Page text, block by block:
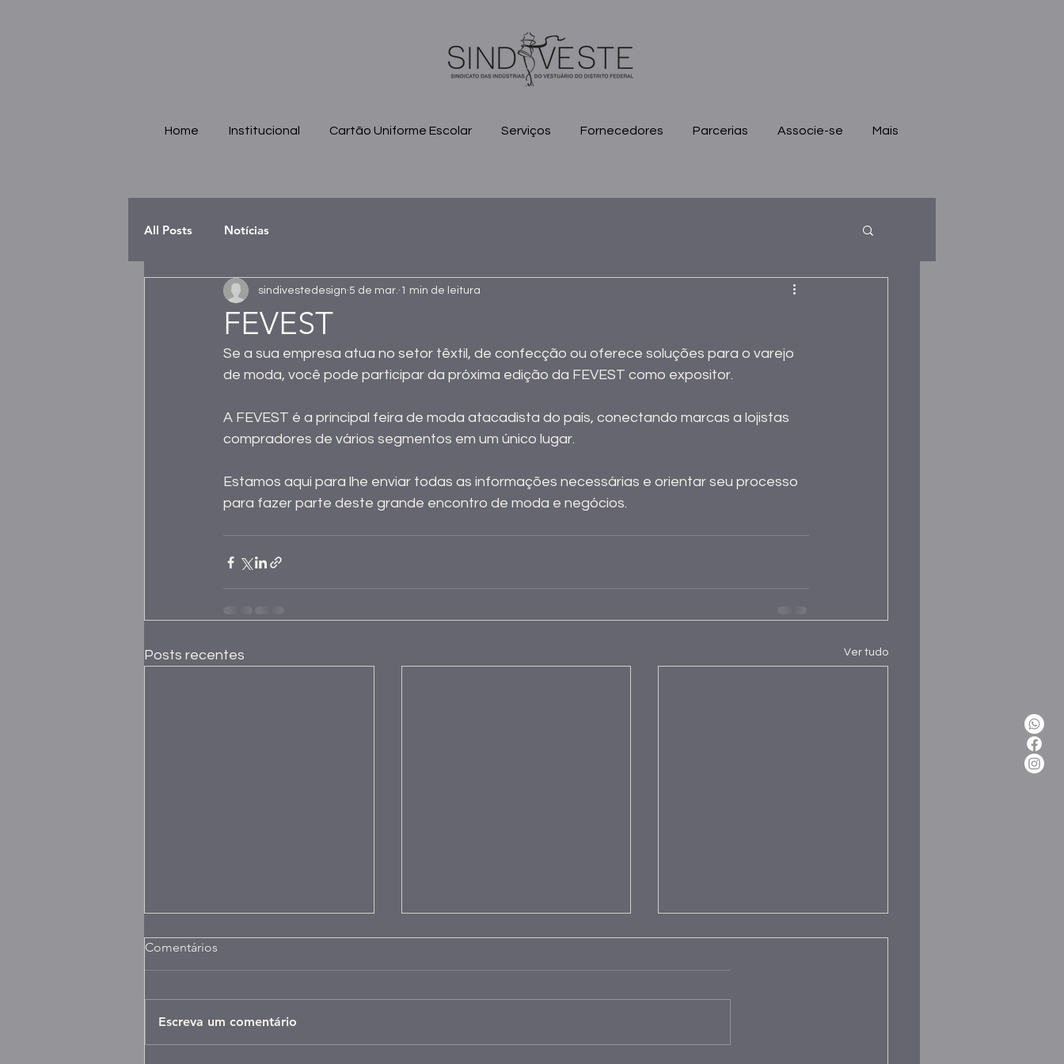
Home Institucional Cartão Uniforme Escolar Serviços Fornecedores Parcerias Associe-se Mais
All Posts Notícias
FEVEST
sindivestedesign 5 de mar. 1 min de leitura
Se a sua empresa atua no setor têxtil, de confecção ou oferece soluções para o varejo
de moda, você pode participar da próxima edição da FEVEST como expositor.
A FEVEST é a principal feira de moda atacadista do país, conectando marcas a lojistas
compradores de vários segmentos em um único lugar.
Estamos aqui para lhe enviar todas as informações necessárias e orientar seu processo
para fazer parte deste grande encontro de moda e negócios.
Posts recentes Ver tudo
Comentários
Escreva um comentário